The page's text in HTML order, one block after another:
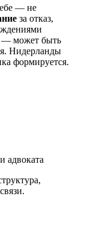
— не
за отказ,
— может быть
Нидерланды
формируется.
адвоката